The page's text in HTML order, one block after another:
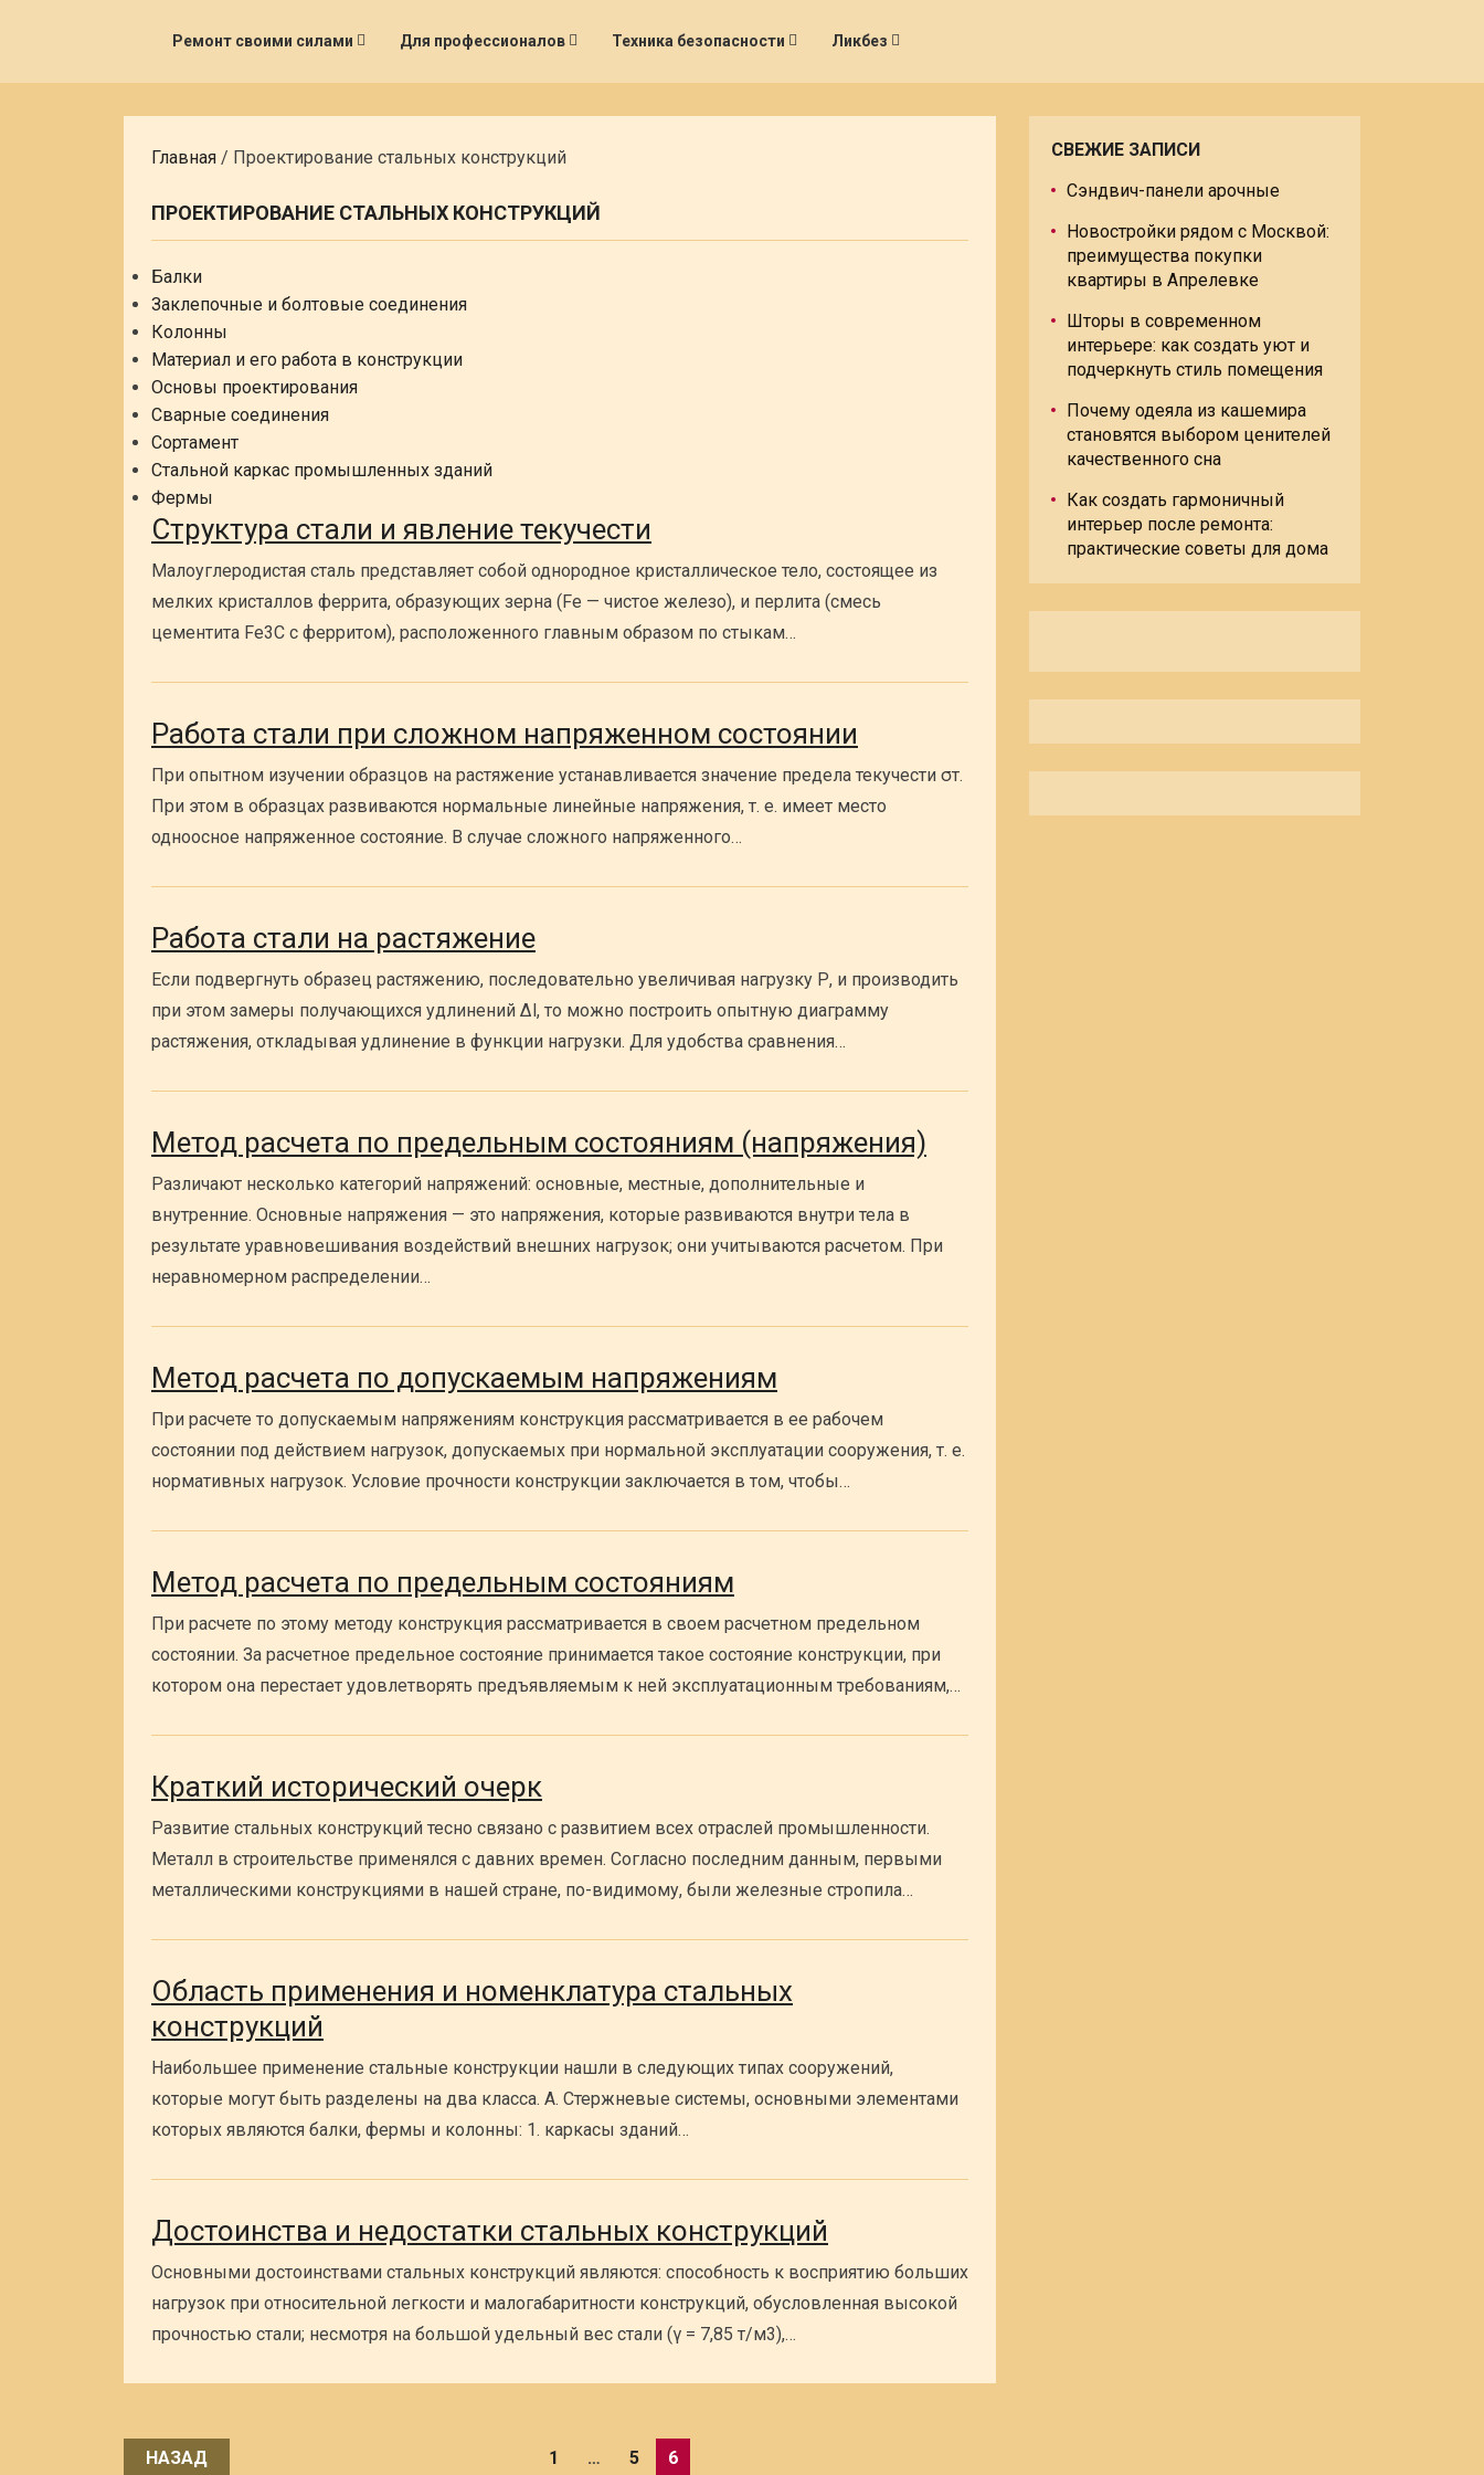
Ремонт своими силами Для профессионалов Техника безопасности Ликбез
Главная / Проектирование стальных конструкций
ПРОЕКТИРОВАНИЕ СТАЛЬНЫХ КОНСТРУКЦИЙ
Балки
Заклепочные и болтовые соединения
Колонны
Материал и его работа в конструкции
Основы проектирования
Сварные соединения
Сортамент
Стальной каркас промышленных зданий
Фермы
Структура стали и явление текучести
Малоуглеродистая сталь представляет собой однородное кристаллическое тело, состоящее из
мелких кристаллов феррита, образующих зерна (Fe — чистое железо), и перлита (смесь
цементита Fe3C с ферритом), расположенного главным образом по стыкам…
Работа стали при сложном напряженном состоянии
При опытном изучении образцов на растяжение устанавливается значение предела текучести σт.
При этом в образцах развиваются нормальные линейные напряжения, т. е. имеет место
одноосное напряженное состояние. В случае сложного напряженного…
Работа стали на растяжение
Если подвергнуть образец растяжению, последовательно увеличивая нагрузку Р, и производить
при этом замеры получающихся удлинений ∆l, то можно построить опытную диаграмму
растяжения, откладывая удлинение в функции нагрузки. Для удобства сравнения…
Метод расчета по предельным состояниям (напряжения)
Различают несколько категорий напряжений: основные, местные, дополнительные и
внутренние. Основные напряжения — это напряжения, которые развиваются внутри тела в
результате уравновешивания воздействий внешних нагрузок; они учитываются расчетом. При
неравномерном распределении…
Метод расчета по допускаемым напряжениям
При расчете то допускаемым напряжениям конструкция рассматривается в ее рабочем
состоянии под действием нагрузок, допускаемых при нормальной эксплуатации сооружения, т. е.
нормативных нагрузок. Условие прочности конструкции заключается в том, чтобы…
Метод расчета по предельным состояниям
При расчете по этому методу конструкция рассматривается в своем расчетном предельном
состоянии. За расчетное предельное состояние принимается такое состояние конструкции, при
котором она перестает удовлетворять предъявляемым к ней эксплуатационным требованиям,…
Краткий исторический очерк
Развитие стальных конструкций тесно связано с развитием всех отраслей промышленности.
Металл в строительстве применялся с давних времен. Согласно последним данным, первыми
металлическими конструкциями в нашей стране, по-видимому, были железные стропила…
Область применения и номенклатура стальных
конструкций
Наибольшее применение стальные конструкции нашли в следующих типах сооружений,
которые могут быть разделены на два класса. А. Стержневые системы, основными элементами
которых являются балки, фермы и колонны: 1. каркасы зданий…
Достоинства и недостатки стальных конструкций
Основными достоинствами стальных конструкций являются: способность к восприятию больших
нагрузок при относительной легкости и малогабаритности конструкций, обусловленная высокой
прочностью стали; несмотря на большой удельный вес стали (γ = 7,85 т/м3),…
Пагинация
НАЗАД 1 … 5 6
СВЕЖИЕ ЗАПИСИ
Сэндвич-панели арочные
Новостройки рядом с Москвой:
преимущества покупки
квартиры в Апрелевке
Шторы в современном
интерьере: как создать уют и
подчеркнуть стиль помещения
Почему одеяла из кашемира
становятся выбором ценителей
качественного сна
Как создать гармоничный
интерьер после ремонта:
практические советы для дома